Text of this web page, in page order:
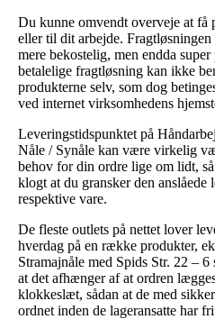
Du kunne omvendt overveje at få
eller til dit arbejde.
mere bekostelig, men endda
betalelige fragtløsning kan ikke
produkterne selv, som dog
ved internet virksomhedens
Leveringstidspunktet på
Nåle / Synåle kan være virkelig
behov for din ordre lige om lidt,
klogt at du gransker den anslåede
respektive vare.
De fleste outlets på nettet lover
hverdag på en række produkter,
Stramajnåle med Spids Str. 22 –
at det afhænger af at ordren
klokkeslæt, sådan at de med
ordnet inden de lageransatte har